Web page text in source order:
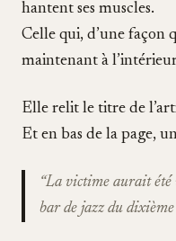
hantent ses muscles.
Celle qui, d’une façon
maintenant à
Elle relit le titre de
Et en bas de la page,
“La victime aurait
bar de jazz du